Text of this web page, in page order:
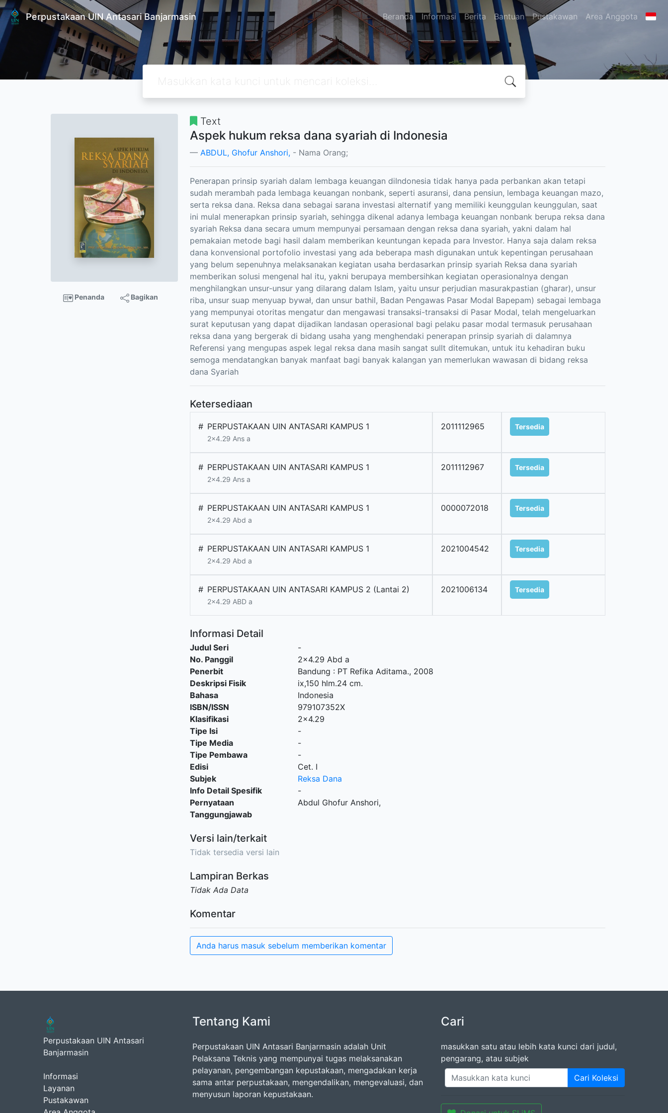
Perpustakaan UIN Antasari Banjarmasin Beranda Informasi Berita Bantuan Pustakawan Area Anggota
Penanda Bagikan
Text
Aspek hukum reksa dana syariah di Indonesia
ABDUL, Ghofur Anshori, - Nama Orang;
Penerapan prinsip syariah dalam lembaga keuangan diIndonesia tidak hanya pada perbankan akan tetapi
sudah merambah pada lembaga keuangan nonbank, seperti asuransi, dana pensiun, lembaga keuangan mazo,
serta reksa dana. Reksa dana sebagai sarana investasi alternatif yang memiliki keunggulan keunggulan, saat
ini mulal menerapkan prinsip syariah, sehingga dikenal adanya lembaga keuangan nonbank berupa reksa dana
syariah Reksa dana secara umum mempunyai persamaan dengan reksa dana syariah, yakni dalam hal
pemakaian metode bagi hasil dalam memberikan keuntungan kepada para Investor. Hanya saja dalam reksa
dana konvensional portofolio investasi yang ada beberapa mash digunakan untuk kepentingan perusahaan
yang belum sepenuhnya melaksanakan kegiatan usaha berdasarkan prinsip syariah Reksa dana syariah
memberikan solusi mengenal hal itu, yakni berupaya membersihkan kegiatan operasionalnya dengan
menghilangkan unsur-unsur yang dilarang dalam Islam, yaitu unsur perjudian masurakpastian (gharar), unsur
riba, unsur suap menyuap bywał, dan unsur bathil, Badan Pengawas Pasar Modal Bapepam) sebagai lembaga
yang mempunyai otoritas mengatur dan mengawasi transaksi-transaksi di Pasar Modal, telah mengeluarkan
surat keputusan yang dapat dijadikan landasan operasional bagi pelaku pasar modal termasuk perusahaan
reksa dana yang bergerak di bidang usaha yang menghendaki penerapan prinsip syariah di dalamnya
Referensi yang mengupas aspek legal reksa dana masih sangat sullt ditemukan, untuk itu kehadiran buku
semoga mendatangkan banyak manfaat bagi banyak kalangan yan memerlukan wawasan di bidang reksa
dana Syariah
Ketersediaan
# PERPUSTAKAAN UIN ANTASARI KAMPUS 1
2x4.29 Ans a
2011112965 Tersedia
# PERPUSTAKAAN UIN ANTASARI KAMPUS 1
2x4.29 Ans a
2011112967 Tersedia
# PERPUSTAKAAN UIN ANTASARI KAMPUS 1
2x4.29 Abd a
0000072018 Tersedia
# PERPUSTAKAAN UIN ANTASARI KAMPUS 1
2x4.29 Abd a
2021004542 Tersedia
# PERPUSTAKAAN UIN ANTASARI KAMPUS 2 (Lantai 2)
2x4.29 ABD a
2021006134 Tersedia
Informasi Detail
Judul Seri
-
No. Panggil
2x4.29 Abd a
Penerbit
Bandung : PT Refika Aditama., 2008
Deskripsi Fisik
ix,150 hlm.24 cm.
Bahasa
Indonesia
ISBN/ISSN
979107352X
Klasifikasi
2x4.29
Tipe Isi
-
Tipe Media
-
Tipe Pembawa
-
Edisi
Cet. I
Subjek
Reksa Dana
Info Detail Spesifik
-
Pernyataan
Tanggungjawab
Abdul Ghofur Anshori,
Versi lain/terkait
Tidak tersedia versi lain
Lampiran Berkas
Tidak Ada Data
Komentar
Anda harus masuk sebelum memberikan komentar
Perpustakaan UIN Antasari
Banjarmasin
Informasi
Layanan
Pustakawan
Tentang Kami
Perpustakaan UIN Antasari Banjarmasin adalah Unit
Pelaksana Teknis yang mempunyai tugas melaksanakan
pelayanan, pengembangan kepustakaan, mengadakan kerja
sama antar perpustakaan, mengendalikan, mengevaluasi, dan
menyusun laporan kepustakaan.
Cari
masukkan satu atau lebih kata kunci dari judul,
pengarang, atau subjek
Cari Koleksi